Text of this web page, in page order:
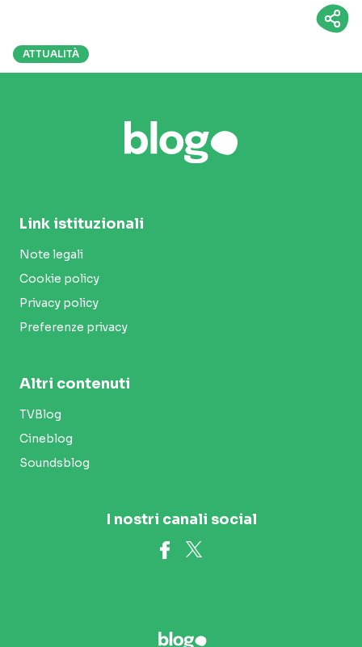
ATTUALITÀ
Link istituzionali
Note legali
Cookie policy
Privacy policy
Preferenze privacy
Altri contenuti
TVBlog
Cineblog
Soundsblog
I nostri canali social